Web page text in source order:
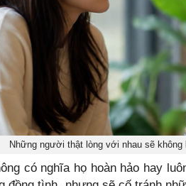
Những người thật lòng với nhau sẽ
có nghĩa họ hoàn hảo hay